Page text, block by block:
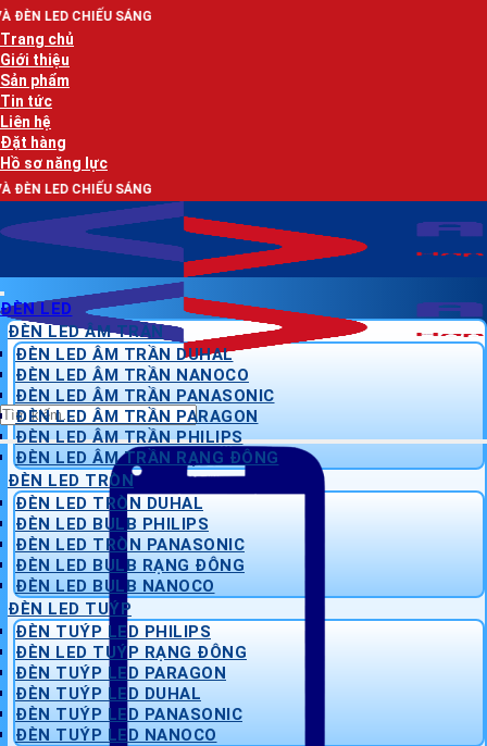
Bỏ
qua
nội
dung
Trang chủ
Giới thiệu
Sản phẩm
Tin tức
Liên hệ
Đặt hàng
Hồ sơ năng lực
Tìm
kiếm:
ĐÈN LED
ĐÈN LED ÂM TRẦN
ĐÈN LED ÂM TRẦN DUHAL
ĐÈN LED ÂM TRẦN NANOCO
ĐÈN LED ÂM TRẦN PANASONIC
ĐÈN LED ÂM TRẦN PARAGON
ĐÈN LED ÂM TRẦN PHILIPS
ĐÈN LED ÂM TRẦN RẠNG ĐÔNG
ĐÈN LED TRÒN
ĐÈN LED TRÒN DUHAL
ĐÈN LED BULB PHILIPS
ĐÈN LED TRÒN PANASONIC
ĐÈN LED BULB RẠNG ĐÔNG
ĐÈN LED BULB NANOCO
ĐÈN LED TUÝP
ĐÈN TUÝP LED PHILIPS
ĐÈN LED TUÝP RẠNG ĐÔNG
ĐÈN TUÝP LED PARAGON
ĐÈN TUÝP LED DUHAL
ĐÈN TUÝP LED PANASONIC
ĐÈN TUÝP LED NANOCO